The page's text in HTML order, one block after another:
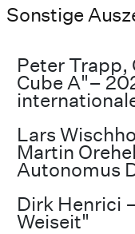
Sonstige
Peter Trapp,
Cube A"–
Lars
Martin
Autonomus
Dirk Henrici
Weiseit"